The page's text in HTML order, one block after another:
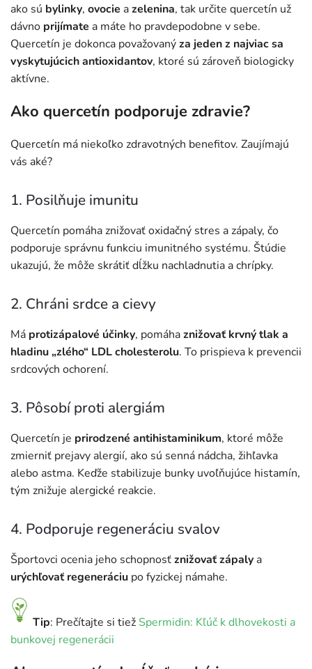
ako sú bylinky, ovocie azelenina, tak určite quercetín už
dávno prijímate a máte ho pravdepodobne v sebe.
Quercetín je dokonca považovanýza jeden z najviac sa
vyskytujúcich antioxidantov, ktoré sú zároveň biologicky
aktívne.
Ako quercetín podporuje zdravie?
Quercetín má niekoľko zdravotných benefitov. Zaujímajú
vás aké?
1. Posilňuje imunitu
Quercetín pomáha znižovať oxidačný stres a zápaly, čo
podporuje správnu funkciu imunitného systému. Štúdie
ukazujú, že môže skrátiť dĺžku nachladnutia a chrípky.
2. Chráni srdce a cievy
Má protizápalové účinky, pomáhaznižovať krvný tlak a
hladinu „zlého“ LDL cholesterolu. To prispieva k prevencii
srdcových ochorení.
3. Pôsobí proti alergiám
Quercetín je prirodzené antihistaminikum, ktoré môže
zmierniť prejavy alergií, ako sú senná nádcha, žihľavka
alebo astma. Keďže stabilizuje bunky uvoľňujúce histamín,
tým znižuje alergické reakcie.
4. Podporuje regeneráciu svalov
Športovci ocenia jeho schopnosťznižovať zápaly a
urýchľovať regeneráciu po fyzickej námahe.
Tip: Prečítajte si tiež Spermidin: Kľúč k dlhovekosti a
bunkovej regenerácii